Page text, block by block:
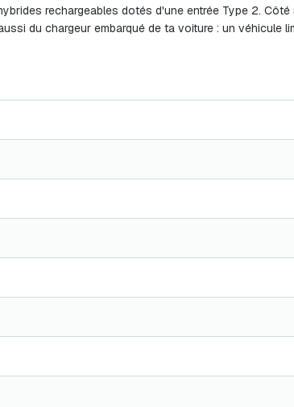
rechargeables dotés d'une entrée Type 2.
du chargeur embarqué de ta voiture : un véhicule